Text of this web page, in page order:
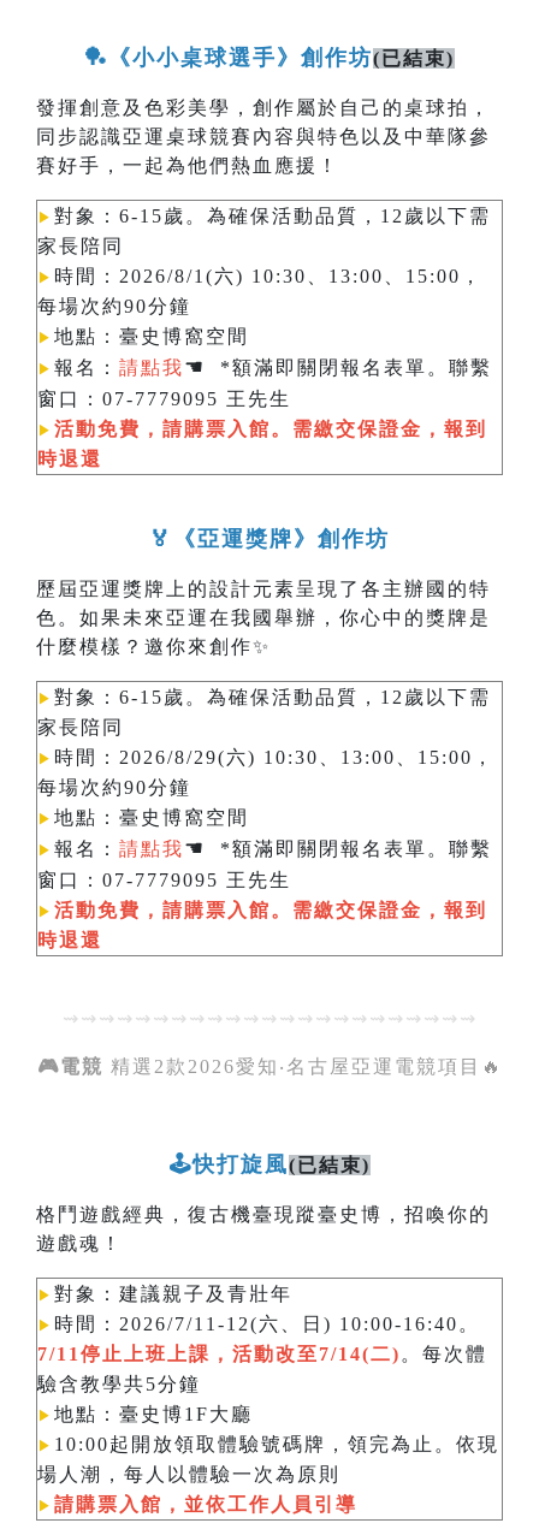
🏓《小小桌球選手》創作坊(已結束)
發揮創意及色彩美學，創作屬於自己的桌球拍，
同步認識亞運桌球競賽內容與特色以及中華隊參
賽好手，一起為他們熱血應援！
▶︎ 對象：6-15歲。為確保活動品質，12歲以下需
家長陪同
▶︎ 時間：2026/8/1(六) 10:30、13:00、15:00，
每場次約90分鐘
▶︎ 地點：臺史博窩空間
▶︎ 報名： 請點我☚
*額滿即關閉報名表單。聯繫
窗口：07-7779095 王先生
▶︎ 活動免費，請購票入館。需繳交保證金，報到
時退還
🏅《亞運獎牌》創作坊
歷屆亞運獎牌上的設計元素呈現了各主辦國的特
色。如果未來亞運在我國舉辦，你心中的獎牌是
什麼模樣？邀你來創作✨
▶︎ 對象：6-15歲。為確保活動品質，12歲以下需
家長陪同
▶︎ 時間：2026/8/29(六) 10:30、13:00、15:00，
每場次約90分鐘
▶︎ 地點：臺史博窩空間
▶︎ 報名： 請點我☚
*額滿即關閉報名表單。聯繫
窗口：07-7779095 王先生
▶︎ 活動免費，請購票入館。需繳交保證金，報到
時退還
⇝⇝⇝⇝⇝⇝⇝⇝⇝⇝⇝⇝⇝⇝⇝⇝⇝⇝⇝⇝⇝⇝⇝
🎮電競 精選2款2026愛知‧名古屋亞運電競項目🔥
🕹️快打旋風(已結束)
格鬥遊戲經典，復古機臺現蹤臺史博，招喚你的
遊戲魂！
▶︎ 對象：建議親子及青壯年
▶︎ 時間：2026/7/11-12(六、日) 10:00-16:40。
7/11停止上班上課，活動改至7/14(二) 。每次體
驗含教學共5分鐘
▶︎ 地點：臺史博1F大廳
▶︎ 10:00起開放領取體驗號碼牌，領完為止。依現
場人潮，每人以體驗一次為原則​​​​​​
▶︎ 請購票入館，並依工作人員引導